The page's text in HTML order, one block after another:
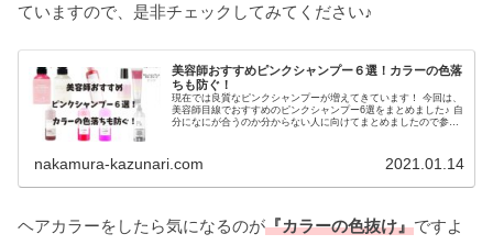
ていますので、是非チェックしてみてください♪
美容師おすすめピンクシャンプー６選！カラーの色落
ちも防ぐ！
現在では良質なピンクシャンプーが増えてきています！ 今回は、
美容師目線でおすすめのピンクシャンプー6選をまとめました♪ 自
分になにが合うのか分からない人に向けてまとめましたので参考
nakamura-kazunari.com 2021.01.14
ヘアカラーをしたら気になるのが『カラーの色抜け』ですよ